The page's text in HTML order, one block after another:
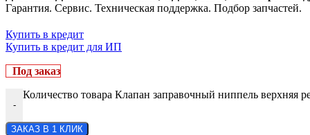
Гарантия. Сервис. Техническая поддержка. Подбор запчастей.
Купить в кредит
Купить в кредит для ИП
Под заказ
-
Количество товара Клапан заправочный ниппель верхняя
ЗАКАЗ В 1 КЛИК